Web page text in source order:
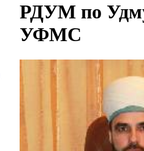
РДУМ по
УФМС